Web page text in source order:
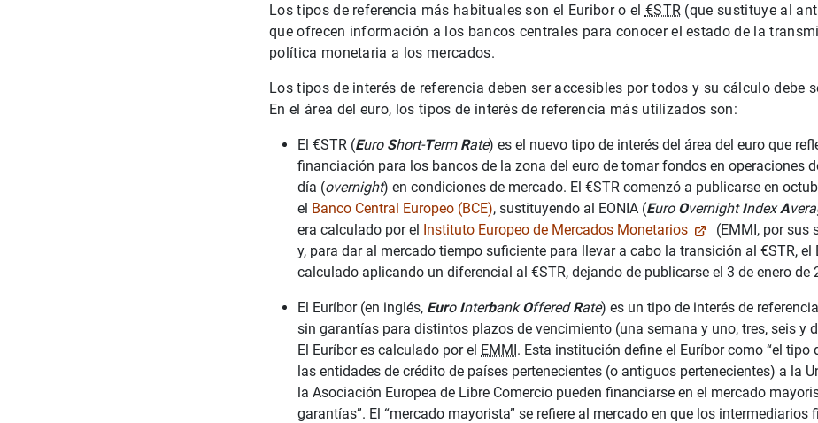
Los tipos de referencia más habituales son el Euribor o el €STR (que sustituye al
que ofrecen información a los bancos centrales para conocer el estado de la
política monetaria a los mercados.
Los tipos de interés de referencia deben ser accesibles por todos y su cálculo debe
En el área del euro, los tipos de interés de referencia más utilizados son:
El €STR (Euro Short-Term Rate) es el nuevo tipo de interés del área del euro que
financiación para los bancos de la zona del euro de tomar fondos en operaciones
día (overnight) en condiciones de mercado. El €STR comenzó a publicarse en
el Banco Central Europeo (BCE), sustituyendo al EONIA (Euro OvernightIndexA
era calculado por el Instituto Europeo de Mercados Monetarios
(EMMI, por sus
y, para dar al mercado tiempo suficiente para llevar a cabo la transición al €STR, el
calculado aplicando un diferencial al €STR, dejando de publicarse el 3 de enero de
El Euríbor (en inglés, Euro InterbankOfferedRate) es un tipo de interés de
sin garantías para distintos plazos de vencimiento (una semana y uno, tres, seis y
El Euríbor es calculado por el EMMI. Esta institución define el Euríbor como “el tipo
las entidades de crédito de países pertenecientes (o antiguos pertenecientes) a la
la Asociación Europea de Libre Comercio pueden financiarse en el mercado
garantías”. El “mercado mayorista” se refiere al mercado en que los intermediarios